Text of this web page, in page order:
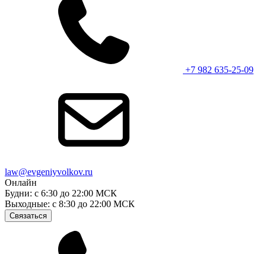
+7 982 635-25-09
law@evgeniyvolkov.ru
Онлайн
Будни: с 6:30 до 22:00 МСК
Выходные: с 8:30 до 22:00 МСК
Связаться